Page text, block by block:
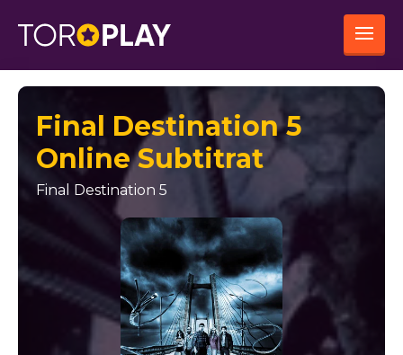
Final Destination 5
Online Subtitrat
Final Destination 5